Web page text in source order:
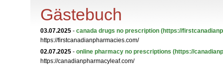
Gästebuch
03.07.2025 - canada drugs no prescription (https://
https://firstcanadianpharmacies.com/
02.07.2025 - online pharmacy no prescriptions (https://
https://canadianpharmacyleaf.com/